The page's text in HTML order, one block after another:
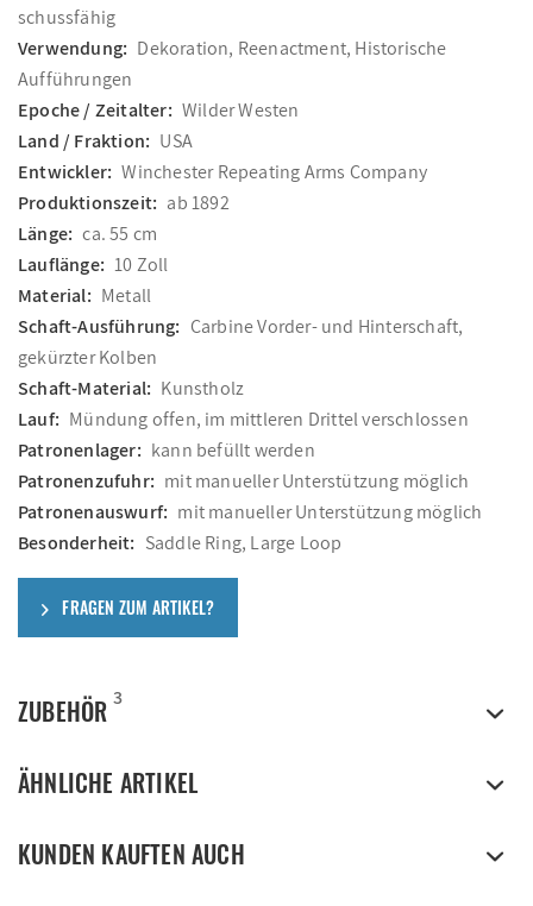
schussfähig
Verwendung: Dekoration, Reenactment, Historische
Aufführungen
Epoche / Zeitalter: Wilder Westen
Land / Fraktion: USA
Entwickler: Winchester Repeating Arms Company
Produktionszeit: ab 1892
Länge: ca. 55 cm
Lauflänge: 10 Zoll
Material: Metall
Schaft-Ausführung: Carbine Vorder- und Hinterschaft,
gekürzter Kolben
Schaft-Material: Kunstholz
Lauf: Mündung offen, im mittleren Drittel verschlossen
Patronenlager: kann befüllt werden
Patronenzufuhr: mit manueller Unterstützung möglich
Patronenauswurf: mit manueller Unterstützung möglich
Besonderheit: Saddle Ring, Large Loop
FRAGEN ZUM ARTIKEL?
ZUBEHÖR 3
ÄHNLICHE ARTIKEL
KUNDEN KAUFTEN AUCH